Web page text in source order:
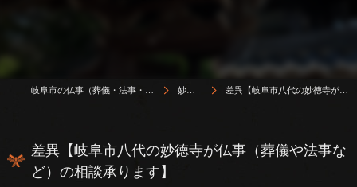
妙徳寺たより 差異【岐阜市八代の妙徳寺が仏事（葬儀や法事など）の相談承ります】
差異【岐阜市八代の妙徳寺が仏事（葬儀や法事な
ど）の相談承ります】